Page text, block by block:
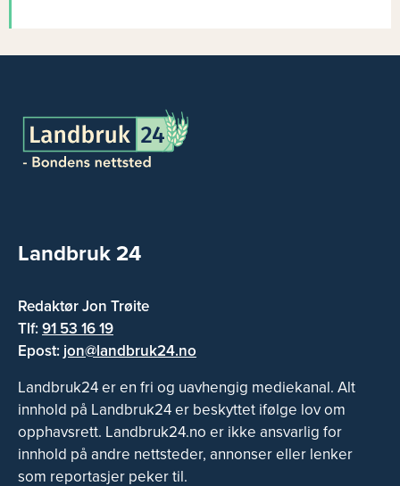
Landbruk 24
Redaktør Jon Trøite
Tlf:91 53 16 19
Epost: jon@landbruk24.no
Landbruk24 er en fri og uavhengig mediekanal. Alt
innhold på Landbruk24 er beskyttet ifølge lov om
opphavsrett. Landbruk24.no er ikke ansvarlig for
innhold på andre nettsteder, annonser eller lenker
som reportasjer peker til.